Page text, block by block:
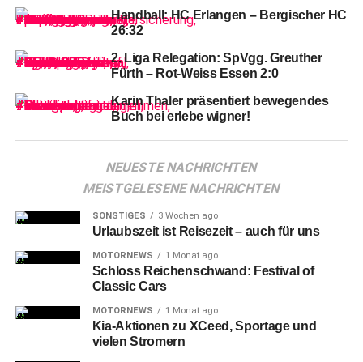
nach der erwartbaren, wenngleich doch recht happigen
24:34-Pleite bei den Rhein-Neckar Löwen im Heimspiel
letztlich dann doch klaren 28:23 (14:14) nach allerdings
Handball: HC Erlangen – Bergischer HC
26:32
2. Liga Relegation: SpVgg. Greuther
Fürth – Rot-Weiss Essen 2:0
Karin Thaler präsentiert bewegendes
Buch bei erlebe wigner!
NEUESTE NACHRICHTEN
MEISTGELESENE NACHRICHTEN
SONSTIGES 3 Wochen ago
Urlaubszeit ist Reisezeit – auch für uns
MOTORNEWS 1 Monat ago
Schloss Reichenschwand: Festival of
Classic Cars
MOTORNEWS 1 Monat ago
Kia-Aktionen zu XCeed, Sportage und
vielen Stromern